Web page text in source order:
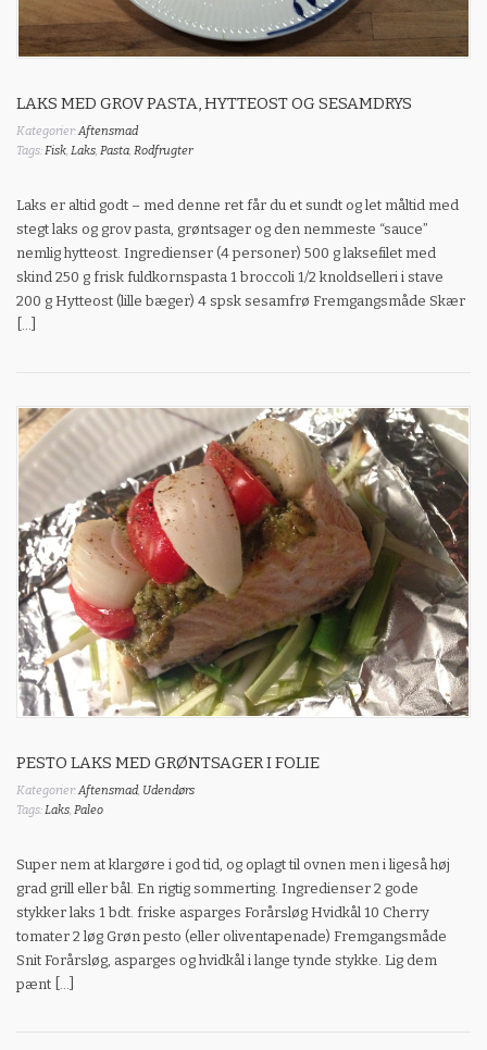
LAKS MED GROV PASTA, HYTTEOST OG SESAMDRYS
Kategorier:Aftensmad
Tags: Fisk Laks Pasta Rodfrugter
Laks er altid godt – med denne ret får du et sundt og let måltid med
stegt laks og grov pasta, grøntsager og den nemmeste “sauce”
nemlig hytteost. Ingredienser (4 personer) 500 g laksefilet med
skind 250 g frisk fuldkornspasta 1 broccoli 1/2 knoldselleri i stave
200 g Hytteost (lille bæger) 4 spsk sesamfrø Fremgangsmåde Skær
PESTO LAKS MED GRØNTSAGER I FOLIE
Kategorier:Aftensmad, Udendørs
Tags:Laks, Paleo
Super nem at klargøre i god tid, og oplagt til ovnen men i ligeså høj
grad grill eller bål. En rigtig sommerting. Ingredienser 2 gode
stykker laks 1 bdt. friske asparges Forårsløg Hvidkål 10 Cherry
tomater 2 løg Grøn pesto (eller oliventapenade) Fremgangsmåde
Snit Forårsløg, asparges og hvidkål i lange tynde stykke. Lig dem
pænt […]